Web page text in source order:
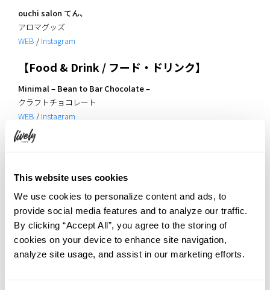
This website uses cookies
We use cookies to personalize content and ads, to
provide social media features and to analyze our traffic.
By clicking “Accept All”, you agree to the storing of
cookies on your device to enhance site navigation,
analyze site usage, and assist in our marketing efforts.
ouchi salon てん、
アロマグッズ
WEB / Instagram
【Food & Drink / フード・ドリンク】
Minimal – Bean to Bar Chocolate –
クラフトチョコレート
WEB / Instagram
moguu coffee works
atelier moo.
プラントベース焼き菓子・ソイキャンドル
ミナイマサシ氏による空間演出の中で